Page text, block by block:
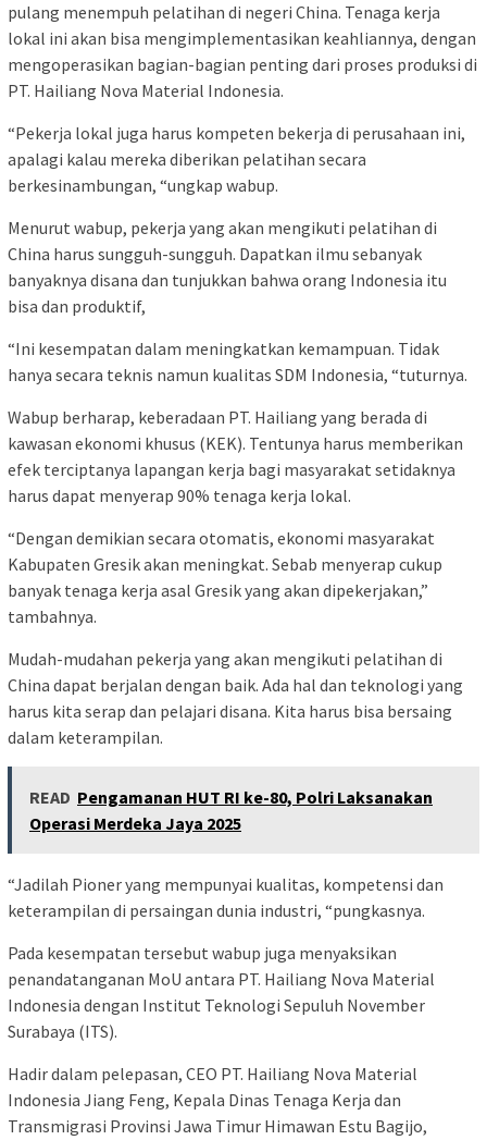
pulang menempuh pelatihan di negeri China. Tenaga kerja
lokal ini akan bisa mengimplementasikan keahliannya, dengan
mengoperasikan bagian-bagian penting dari proses produksi di
PT. Hailiang Nova Material Indonesia.
“Pekerja lokal juga harus kompeten bekerja di perusahaan ini,
apalagi kalau mereka diberikan pelatihan secara
berkesinambungan, “ungkap wabup.
Menurut wabup, pekerja yang akan mengikuti pelatihan di
China harus sungguh-sungguh. Dapatkan ilmu sebanyak
banyaknya disana dan tunjukkan bahwa orang Indonesia itu
bisa dan produktif,
“Ini kesempatan dalam meningkatkan kemampuan. Tidak
hanya secara teknis namun kualitas SDM Indonesia, “tuturnya.
Wabup berharap, keberadaan PT. Hailiang yang berada di
kawasan ekonomi khusus (KEK). Tentunya harus memberikan
efek terciptanya lapangan kerja bagi masyarakat setidaknya
harus dapat menyerap 90% tenaga kerja lokal.
“Dengan demikian secara otomatis, ekonomi masyarakat
Kabupaten Gresik akan meningkat. Sebab menyerap cukup
banyak tenaga kerja asal Gresik yang akan dipekerjakan,”
tambahnya.
Mudah-mudahan pekerja yang akan mengikuti pelatihan di
China dapat berjalan dengan baik. Ada hal dan teknologi yang
harus kita serap dan pelajari disana. Kita harus bisa bersaing
dalam keterampilan.
READ Pengamanan HUT RI ke-80, Polri Laksanakan
Operasi Merdeka Jaya 2025
“Jadilah Pioner yang mempunyai kualitas, kompetensi dan
keterampilan di persaingan dunia industri, “pungkasnya.
Pada kesempatan tersebut wabup juga menyaksikan
penandatanganan MoU antara PT. Hailiang Nova Material
Indonesia dengan Institut Teknologi Sepuluh November
Surabaya (ITS).
Hadir dalam pelepasan, CEO PT. Hailiang Nova Material
Indonesia Jiang Feng, Kepala Dinas Tenaga Kerja dan
Transmigrasi Provinsi Jawa Timur Himawan Estu Bagijo,